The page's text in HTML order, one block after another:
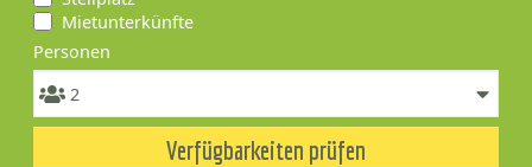
Mietunterkünfte
Personen
Verfügbarkeiten prüfen